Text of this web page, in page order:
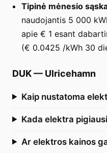
Tipinė mėnesio
naudojantis 5 000
apie € 1 esant
(€ 0.0425 /kWh 30
DUK— Ulricehamn
Kaip nustatoma
Kada elektra
Ar elektros kainos